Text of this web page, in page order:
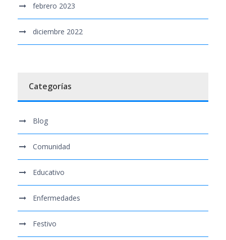
febrero 2023
diciembre 2022
Categorías
Blog
Comunidad
Educativo
Enfermedades
Festivo